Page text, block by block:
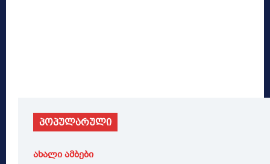
პოპულარული
ახალი ამბები